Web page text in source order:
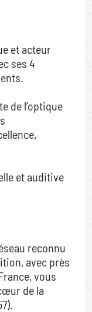
et acteur
ses 4
de l’optique
et auditive
reconnu
avec près
vous
de la